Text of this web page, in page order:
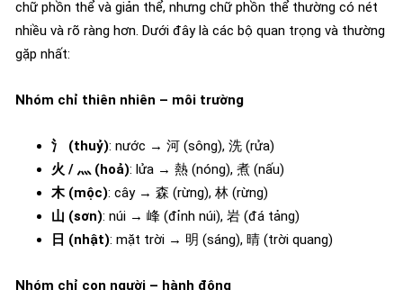
chữ phồn thể và giản thể, nhưng chữ phồn thể thường có nét
nhiều và rõ ràng hơn. Dưới đây là các bộ quan trọng và thường
gặp nhất:
Nhóm chỉ thiên nhiên – môi trường
氵 (thuỷ): nước → 河 (sông), 洗 (rửa)
火 / 灬 (hoả): lửa → 熱 (nóng), 煮 (nấu)
木 (mộc): cây → 森 (rừng), 林 (rừng)
山 (sơn): núi → 峰 (đỉnh núi), 岩 (đá tảng)
日 (nhật): mặt trời → 明 (sáng), 晴 (trời quang)
Nhóm chỉ con người – hành động